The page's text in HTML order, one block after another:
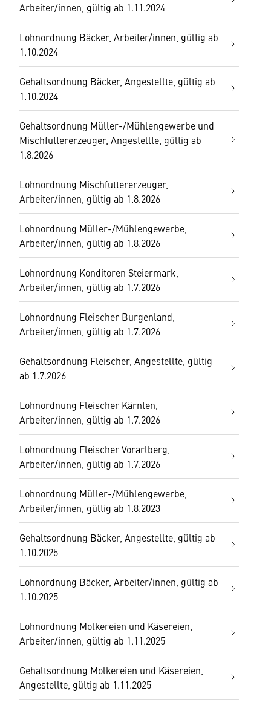
Arbeiter/innen, gültig ab 1.11.2024
Lohnordnung Bäcker, Arbeiter/innen, gültig ab
1.10.2024
Gehaltsordnung Bäcker, Angestellte, gültig ab
1.10.2024
Gehaltsordnung Müller-/Mühlengewerbe und
Mischfuttererzeuger, Angestellte, gültig ab
1.8.2026
Lohnordnung Mischfuttererzeuger,
Arbeiter/innen, gültig ab 1.8.2026
Lohnordnung Müller-/Mühlengewerbe,
Arbeiter/innen, gültig ab 1.8.2026
Lohnordnung Konditoren Steiermark,
Arbeiter/innen, gültig ab 1.7.2026
Lohnordnung Fleischer Burgenland,
Arbeiter/innen, gültig ab 1.7.2026
Gehaltsordnung Fleischer, Angestellte, gültig
ab 1.7.2026
Lohnordnung Fleischer Kärnten,
Arbeiter/innen, gültig ab 1.7.2026
Lohnordnung Fleischer Vorarlberg,
Arbeiter/innen, gültig ab 1.7.2026
Lohnordnung Müller-/Mühlengewerbe,
Arbeiter/innen, gültig ab 1.8.2023
Gehaltsordnung Bäcker, Angestellte, gültig ab
1.10.2025
Lohnordnung Bäcker, Arbeiter/innen, gültig ab
1.10.2025
Lohnordnung Molkereien und Käsereien,
Arbeiter/innen, gültig ab 1.11.2025
Gehaltsordnung Molkereien und Käsereien,
Angestellte, gültig ab 1.11.2025